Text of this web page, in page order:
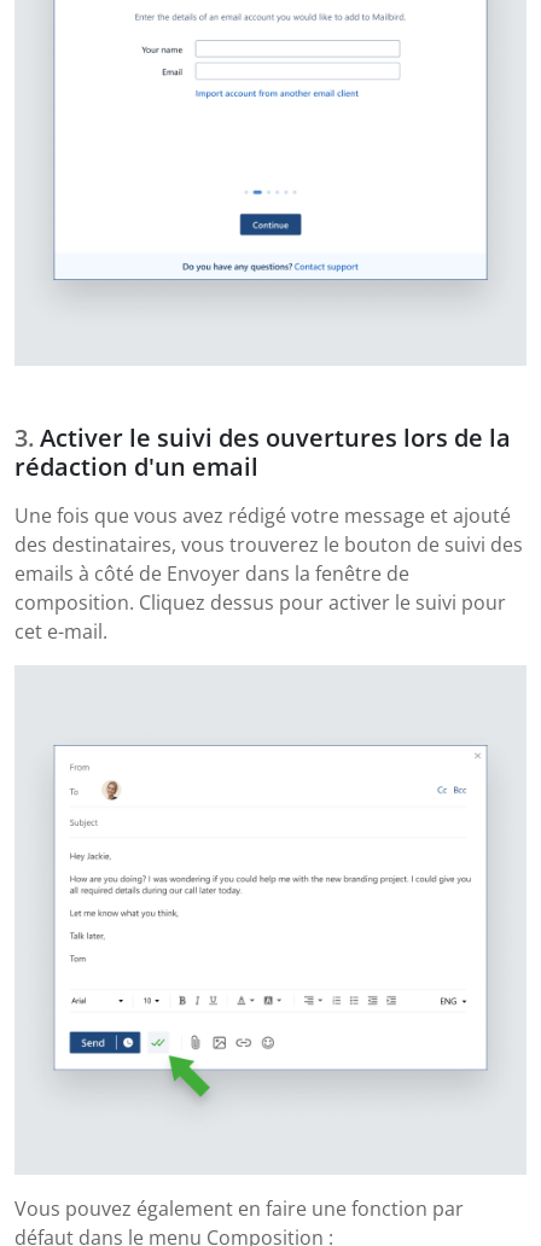
Activer le suivi des ouvertures lors de la
rédaction d'un email
Une fois que vous avez rédigé votre message et ajouté
des destinataires, vous trouverez le bouton de suivi des
emails à côté de Envoyer dans la fenêtre de
composition. Cliquez dessus pour activer le suivi pour
cet e-mail.
Vous pouvez également en faire une fonction par
défaut dans le menu Composition :